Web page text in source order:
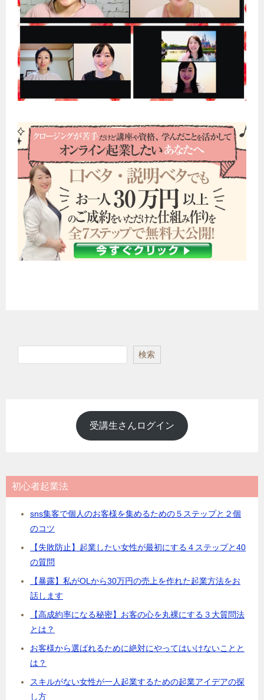
検索
受講生さんログイン
初心者起業法
sns集客で個人のお客様を集めるための５ステップと２個
のコツ
【失敗防止】起業したい女性が最初にする４ステップと40
の質問
【暴露】私がOLから30万円の売上を作れた起業方法をお
話します
【高成約率になる秘密】お客の心を丸裸にする３大質問法
とは？
お客様から選ばれるために絶対にやってはいけないことと
は？
スキルがない女性が一人起業するための起業アイデアの探
し方